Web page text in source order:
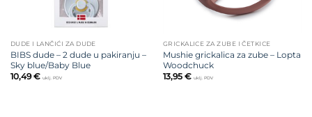
DUDE I LANČIĆI ZA DUDE
BIBS dude – 2 dude u pakiranju –
Sky blue/Baby Blue
10,49€ uklj. PDV
GRICKALICE ZA ZUBE I ČETKICE
Mushie grickalica za zube – Lopta
Woodchuck
13,95 € uklj. PDV